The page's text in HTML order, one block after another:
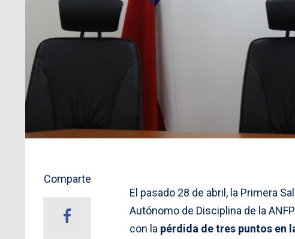
Comparte
El pasado 28 de abril, la Primera
Autónomo de Disciplina de la
con la pérdida de tres puntos en